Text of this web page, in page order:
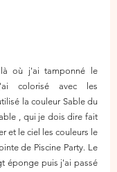
où j'ai tamponné le
colorisé avec les
la couleur Sable du
, qui je dois dire fait
et le ciel les couleurs le
de Piscine Party. Le
éponge puis j'ai passé